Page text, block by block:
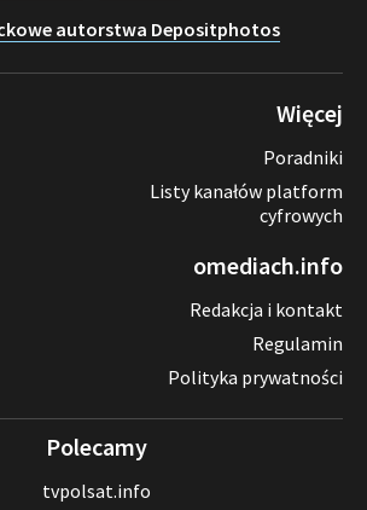
autorstwa Depositphotos
Więcej
Poradniki
Listy kanałów platform
cyfrowych
omediach.info
Redakcja i kontakt
Regulamin
Polityka prywatności
Polecamy
tvpolsat.info